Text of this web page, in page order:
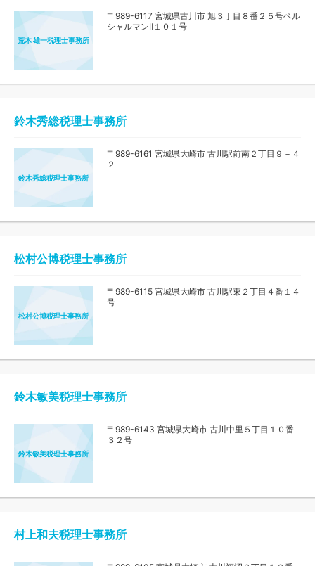
荒木 雄一税理士事務所
〒989-6117 宮城県古川市 旭３丁目８番２５号ベル
シャルマンⅡ１０１号
鈴木秀総税理士事務所
鈴木秀総税理士事務所
〒989-6161 宮城県大崎市 古川駅前南２丁目９－４
２
松村公博税理士事務所
松村公博税理士事務所
〒989-6115 宮城県大崎市 古川駅東２丁目４番１４
号
鈴木敏美税理士事務所
鈴木敏美税理士事務所
〒989-6143 宮城県大崎市 古川中里５丁目１０番
３２号
村上和夫税理士事務所